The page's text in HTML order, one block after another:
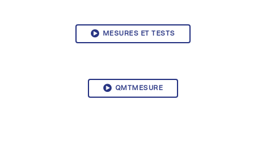
MESURES ET TESTS
QMTMESURE